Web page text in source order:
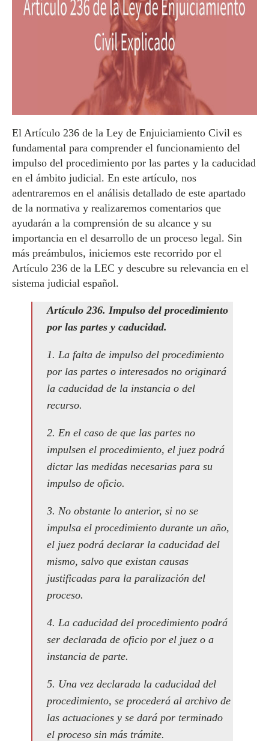
El Artículo 236 de la Ley de Enjuiciamiento Civil es
fundamental para comprender el funcionamiento del
impulso del procedimiento por las partes y la caducidad
en el ámbito judicial. En este artículo, nos
adentraremos en el análisis detallado de este apartado
de la normativa y realizaremos comentarios que
ayudarán a la comprensión de su alcance y su
importancia en el desarrollo de un proceso legal. Sin
más preámbulos, iniciemos este recorrido por el
Artículo 236 de la LEC y descubre su relevancia en el
sistema judicial español.
Artículo 236. Impulso del procedimiento
por las partes y caducidad.
1. La falta de impulso del procedimiento
por las partes o interesados no originará
la caducidad de la instancia o del
recurso.
2. En el caso de que las partes no
impulsen el procedimiento, el juez podrá
dictar las medidas necesarias para su
impulso de oficio.
3. No obstante lo anterior, si no se
impulsa el procedimiento durante un año,
el juez podrá declarar la caducidad del
mismo, salvo que existan causas
justificadas para la paralización del
proceso.
4. La caducidad del procedimiento podrá
ser declarada de oficio por el juez o a
instancia de parte.
5. Una vez declarada la caducidad del
procedimiento, se procederá al archivo de
las actuaciones y se dará por terminado
el proceso sin más trámite.